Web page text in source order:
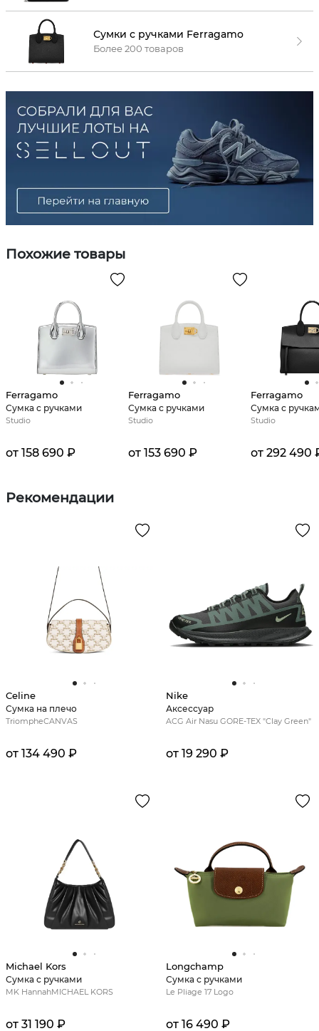
Сумки с ручками Ferragamo
Более 200 товаров
Похожие товары
Ferragamo
Сумка с ручками
Studio
от 158 690 ₽
Ferragamo
Сумка с ручками
Studio
от 153 690 ₽
Ferragamo
Сумка с
Studio
от 292 490
Рекомендации
Celine
Сумка на плечо
TriompheCANVAS
от 134 490 ₽
Nike
Аксессуар
ACG Air Nasu GORE-TEX "Clay Green"
от 19 290 ₽
Michael Kors
Сумка с ручками
MK HannahMICHAEL KORS
от 31 190 ₽
Longchamp
Сумка с ручками
Le Pliage 17 Logo
от 16 490 ₽